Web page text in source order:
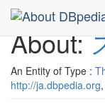
About:
An Entity of Type :
http://ja.dbpedia.org